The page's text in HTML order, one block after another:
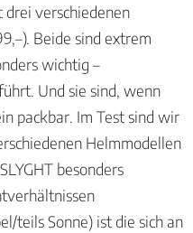
verschiedenen
Beide sind extrem
wichtig –
Und sie sind, wenn
packbar. Im Test sind wir
Helmmodellen
besonders
teils Sonne) ist die sich an